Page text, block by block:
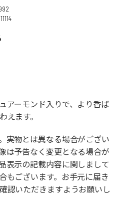
アーモンド入りで、より香ば
えます。
実物とは異なる場合がござい
は予告なく変更となる場合が
表示の記載内容に関しまして
もございます。お手元に届き
認いただきますようお願いし